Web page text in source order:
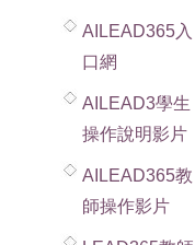
AILEAD365入
口網
AILEAD3學生
操作說明影片
AILEAD365教
師操作影片